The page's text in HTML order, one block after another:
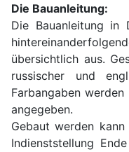
Die Bauanleitung:
Die Bauanleitung in
übersichtlich aus.
russischer und
Farbangaben
angegeben.
Gebaut werden
Indienststellung